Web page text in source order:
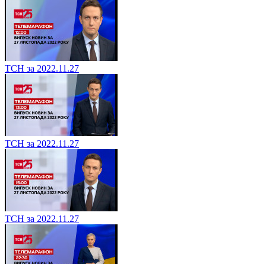
ТСН за 2022.11.27
ТСН за 2022.11.27
ТСН за 2022.11.27